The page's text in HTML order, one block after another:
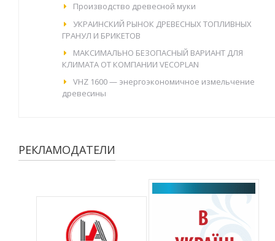
Производство древесной муки
УКРАИНСКИЙ РЫНОК ДРЕВЕСНЫХ ТОПЛИВНЫХ
ГРАНУЛ И БРИКЕТОВ
МАКСИМАЛЬНО БЕЗОПАСНЫЙ ВАРИАНТ ДЛЯ
КЛИМАТА ОТ КОМПАНИИ VECOPLAN
VHZ 1600 — энергоэкономичное измельчение
древесины
РЕКЛАМОДАТЕЛИ